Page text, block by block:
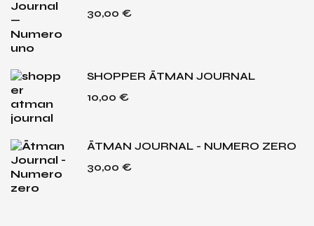
30,00 €
SHOPPER ĀTMAN JOURNAL
10,00 €
ĀTMAN JOURNAL - NUMERO ZERO
30,00 €